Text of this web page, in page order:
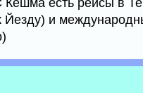
есть рейсы в
и